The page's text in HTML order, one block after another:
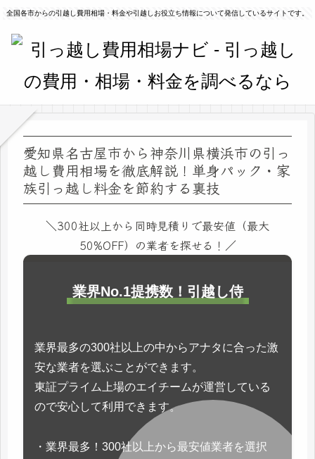
全国各市からの引越し費用相場・料金や引越しお役立ち情報について発信しているサイトです。
愛知県名古屋市から神奈川県横浜市の引っ
越し費用相場を徹底解説！単身パック・家
族引っ越し料金を節約する裏技
＼300社以上から同時見積りで最安値（最大
50%OFF）の業者を探せる！／
業界No.1提携数！引越し侍
業界最多の300社以上の中からアナタに合った激
安な業者を選ぶことができます。
東証プライム上場のエイチームが運営している
ので安心して利用できます。
・業界最多！300社以上から最安値業者を選択